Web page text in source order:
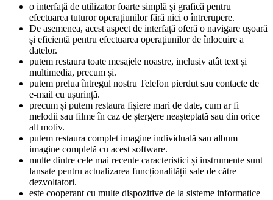
o interfață de utilizator foarte simplă și grafică pentru
efectuarea tuturor operațiunilor fără nici o întrerupere.
De asemenea, acest aspect de interfață oferă o navigare ușoară
și eficientă pentru efectuarea operațiunilor de înlocuire a
datelor.
putem restaura toate mesajele noastre, inclusiv atât text și
multimedia, precum și.
putem prelua întregul nostru Telefon pierdut sau contacte de
e-mail cu ușurință.
precum și putem restaura fișiere mari de date, cum ar fi
melodii sau filme în caz de ștergere neașteptată sau din orice
alt motiv.
putem restaura complet imagine individuală sau album
imagine completă cu acest software.
multe dintre cele mai recente caracteristici și instrumente sunt
lansate pentru actualizarea funcționalității sale de către
dezvoltatori.
este cooperant cu multe dispozitive de la sisteme informatice